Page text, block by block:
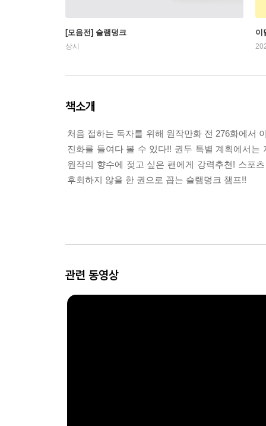
[모음전] 슬램덩크
상시
이
책소개
처음 접하는 독자를 위해 원작만화 전 276화에서
진화를 들여다 볼 수 있다!! 권두 특별 계획에서
원작의 향수에 젖고 싶은 팬에게 강력추천! 스포
후회하지 않을 한 권으로 꼽는 슬램덩크 챔프!!
관련 동영상